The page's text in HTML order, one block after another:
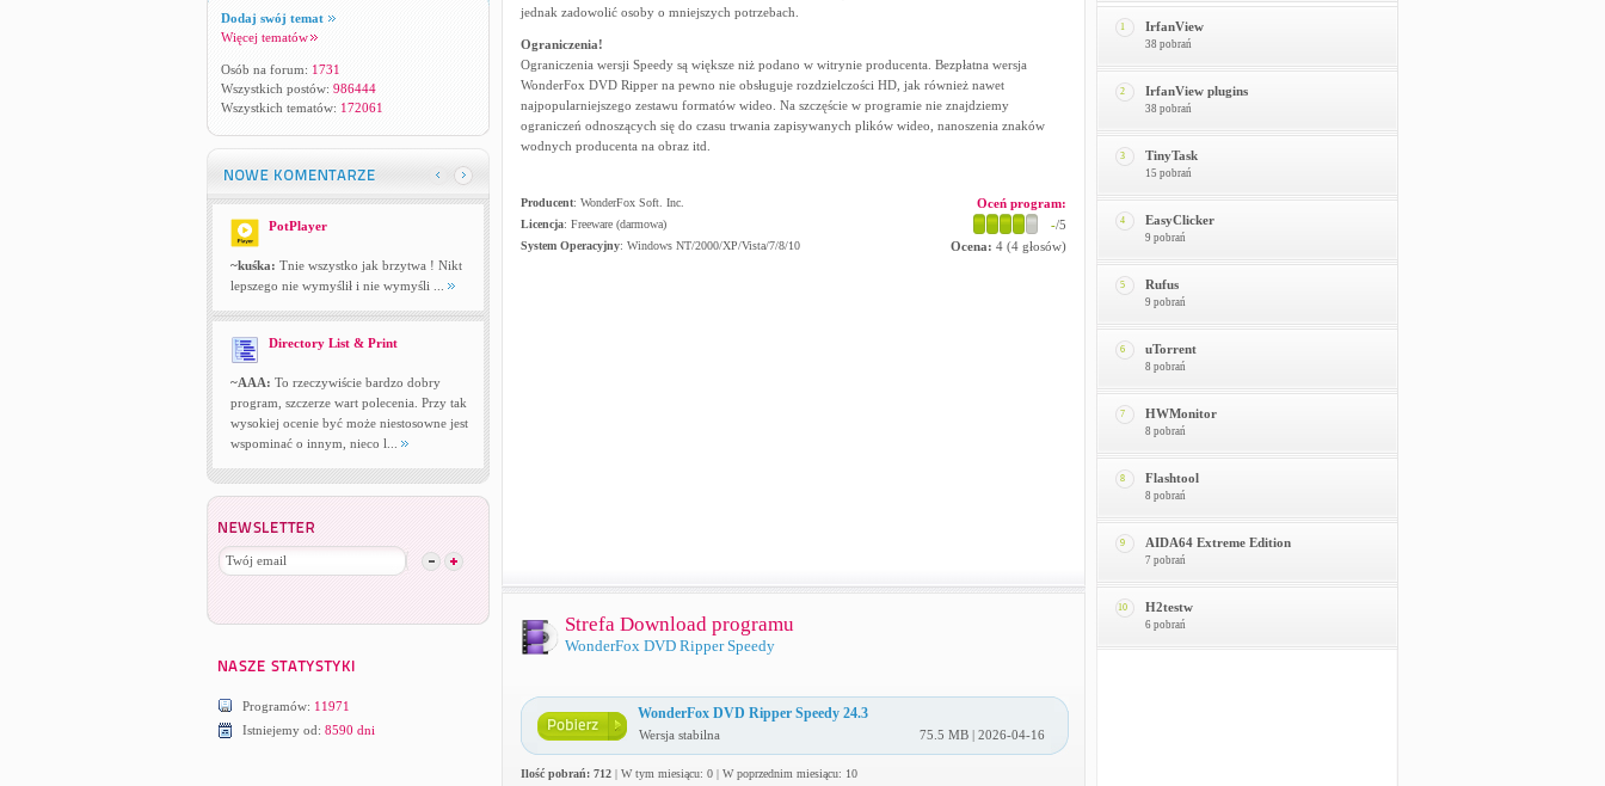
Dodaj swój temat
Więcej tematów
Osób na forum: 1731
Wszystkich postów: 986444
Wszystkich tematów: 172061
PotPlayer
~kuśka: Tnie wszystko jak brzytwa ! Nikt
lepszego nie wymyślił i nie wymyśli ...
Directory List & Print
~AAA: To rzeczywiście bardzo dobry
program, szczerze wart polecenia. Przy tak
wysokiej ocenie być może niestosowne jest
wspominać o innym, nieco l...
Programów: 11971
Istniejemy od: 8590 dni
jednak zadowolić osoby o mniejszych potrzebach.
Ograniczenia!
Ograniczenia wersji Speedy są większe niż podano w witrynie producenta. Bezpłatna wersja
WonderFox DVD Ripper na pewno nie obsługuje rozdzielczości HD, jak również nawet
najpopularniejszego zestawu formatów wideo. Na szczęście w programie nie znajdziemy
ograniczeń odnoszących się do czasu trwania zapisywanych plików wideo, nanoszenia znaków
wodnych producenta na obraz itd.
Producent: WonderFox Soft. Inc.
Licencja: Freeware (darmowa)
System Operacyjny: Windows NT/2000/XP/Vista/7/8/10
Oceń program:
-/5
Ocena: 4(4głosów)
Strefa Download programu
WonderFox DVD Ripper Speedy
WonderFox DVD Ripper Speedy 24.3
Wersja stabilna 75.5 MB | 2026-04-16
Ilość pobrań: 712| W tym miesiącu: 0 | W poprzednim miesiącu: 10
1 IrfanView
38 pobrań
2 IrfanView plugins
38 pobrań
3 TinyTask
15 pobrań
4 EasyClicker
9 pobrań
5 Rufus
9 pobrań
6 uTorrent
8 pobrań
7 HWMonitor
8 pobrań
8 Flashtool
8 pobrań
9 AIDA64 Extreme Edition
7 pobrań
10 H2testw
6 pobrań